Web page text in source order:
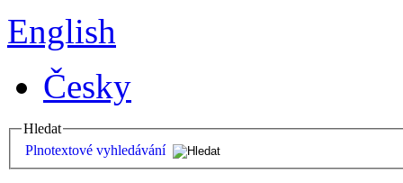
English
Česky
Hledat
Plnotextové vyhledávání